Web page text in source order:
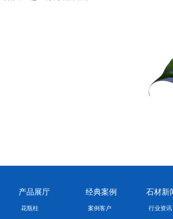
产品展厅
花瓶柱
经典案例
案例客户
石材新
行业资讯